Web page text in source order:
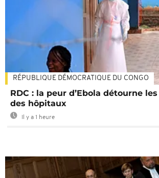
RÉPUBLIQUE DÉMOCRATIQUE DU CONGO
RDC : la peur d’Ebola détourne
des hôpitaux
Il y a 1 heure